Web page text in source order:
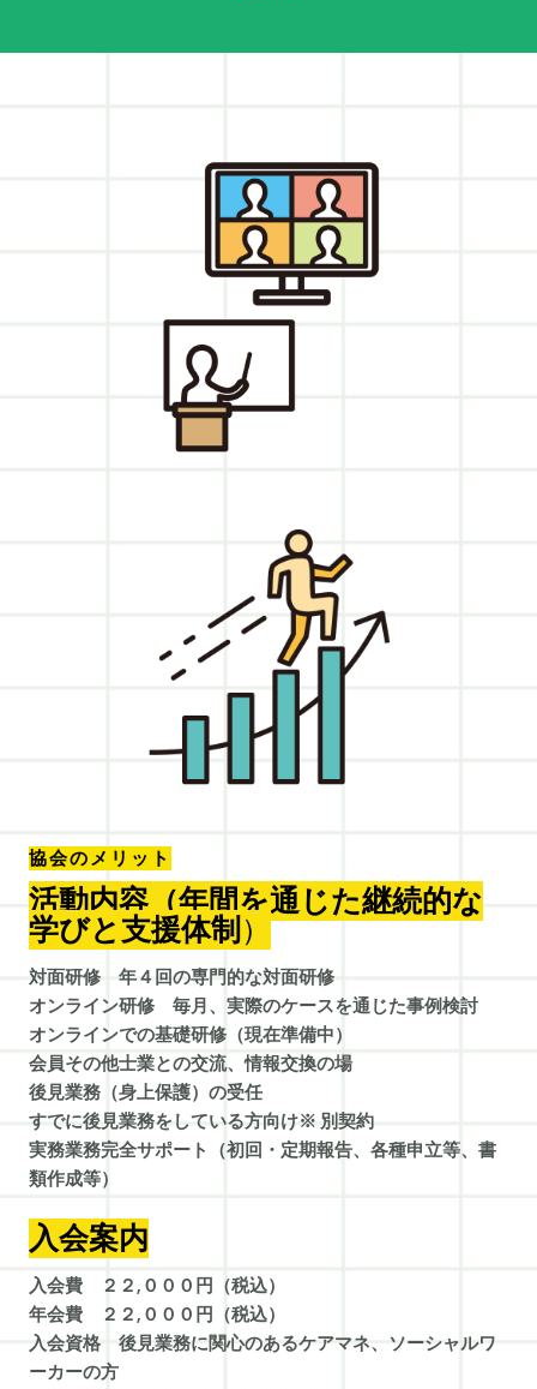
協会のメリット
活動内容（年間を通じた継続的な
学びと支援体制）
対面研修 年４回の専門的な対面研修
オンライン研修 毎月、実際のケースを通じた事例検討
オンラインでの基礎研修（現在準備中）
会員その他士業との交流、情報交換の場
後見業務（身上保護）の受任
すでに後見業務をしている方向け※ 別契約
実務業務完全サポート（初回・定期報告、各種申立等、書
類作成等）
入会案内
入会費 ２２,０００円（税込）
年会費 ２２,０００円（税込）
入会資格 後見業務に関心のあるケアマネ、ソーシャルワ
ーカーの方